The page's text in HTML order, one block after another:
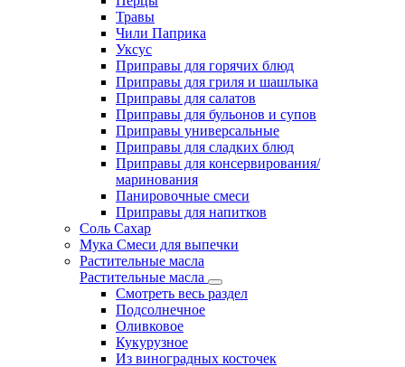
Травы
Чили Паприка
Уксус
Приправы для горячих блюд
Приправы для гриля и шашлыка
Приправы для салатов
Приправы для бульонов и супов
Приправы универсальные
Приправы для сладких блюд
Приправы для консервирования/
маринования
Панировочные смеси
Приправы для напитков
Соль Сахар
Мука Смеси для выпечки
Растительные масла
Растительные масла
Смотреть весь раздел
Подсолнечное
Оливковое
Кукурузное
Из виноградных косточек